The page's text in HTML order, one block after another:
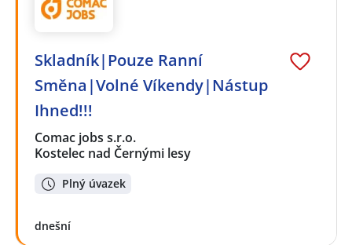
Skladník|Pouze Ranní
Směna|Volné Víkendy|Nástup
Ihned!!!
Comac jobs s.r.o.
Kostelec nad Černými lesy
Plný úvazek
dnešní